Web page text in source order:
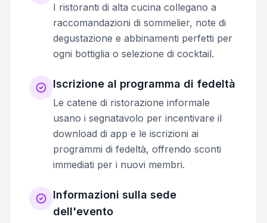
I ristoranti di alta cucina collegano a
raccomandazioni di sommelier, note di
degustazione e abbinamenti perfetti per
ogni bottiglia o selezione di cocktail.
Iscrizione al programma di fedeltà
Le catene di ristorazione informale
usano i segnatavolo per incentivare il
download di app e le iscrizioni ai
programmi di fedeltà, offrendo sconti
immediati per i nuovi membri.
Informazioni sulla sede
dell'evento